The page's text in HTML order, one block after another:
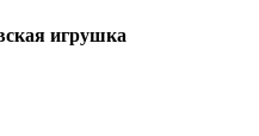
игрушка